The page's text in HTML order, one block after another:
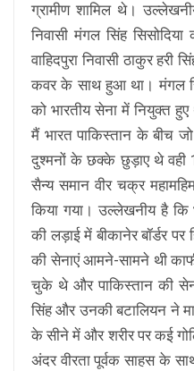
ग्रामीण शामिल थे।
निवासी मंगल सिंह
वाहिदपुरा निवासी ठाकुर हरी
कवर के साथ हुआ था। मंगल
को भारतीय सेना में नियुक्त
मैं भारत पाकिस्तान के बीच
दुश्मनों के छक्के छुड़ाए थे वही
सैन्य समान वीर चक्र महामहिम
किया गया। उल्लेखनीय है कि
की लड़ाई में बीकानेर बॉर्डर
की सेनाएं आमने-सामने थी
चुके थे और पाकिस्तान की
सिंह और उनकी बटालियन ने
के सीने में और शरीर पर कई
अंदर वीरता पूर्वक साहस के